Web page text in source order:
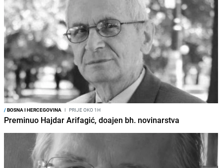
/BOSNA I HERCEGOVINA I PRIJE OKO 1H
Preminuo Hajdar Arifagić, doajen bh. novinarstva